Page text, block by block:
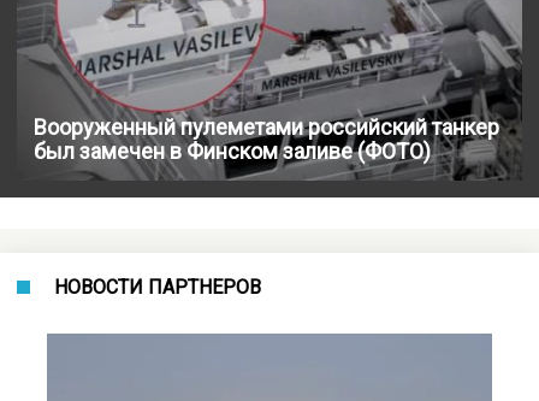
Вооруженный пулеметами российский танкер
был замечен в Финском заливе (ФОТО)
НОВОСТИ ПАРТНЕРОВ